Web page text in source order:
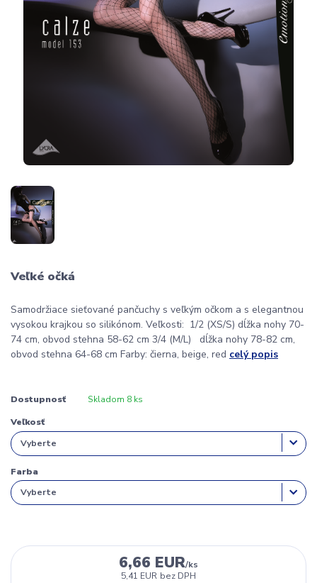
Veľké očká
Samodržiace sieťované pančuchy s veľkým očkom a s elegantnou
vysokou krajkou so silikónom. Veľkosti: 1/2 (XS/S) dĺžka nohy 70-
74 cm, obvod stehna 58-62 cm 3/4 (M/L) dĺžka nohy 78-82 cm,
obvod stehna 64-68 cm Farby: čierna, beige, red celý popis
Dostupnosť Skladom 8 ks
Veľkosť
Farba
6,66 EUR/ks
5,41 EUR bez DPH